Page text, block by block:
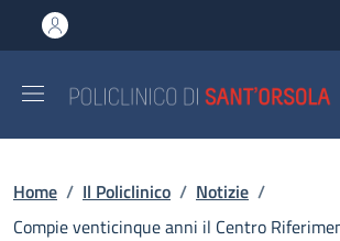
al contenuto principale
to footer content
Briciole di pane
Home / Il Policlinico / Notizie /
Compie venticinque anni il Centro